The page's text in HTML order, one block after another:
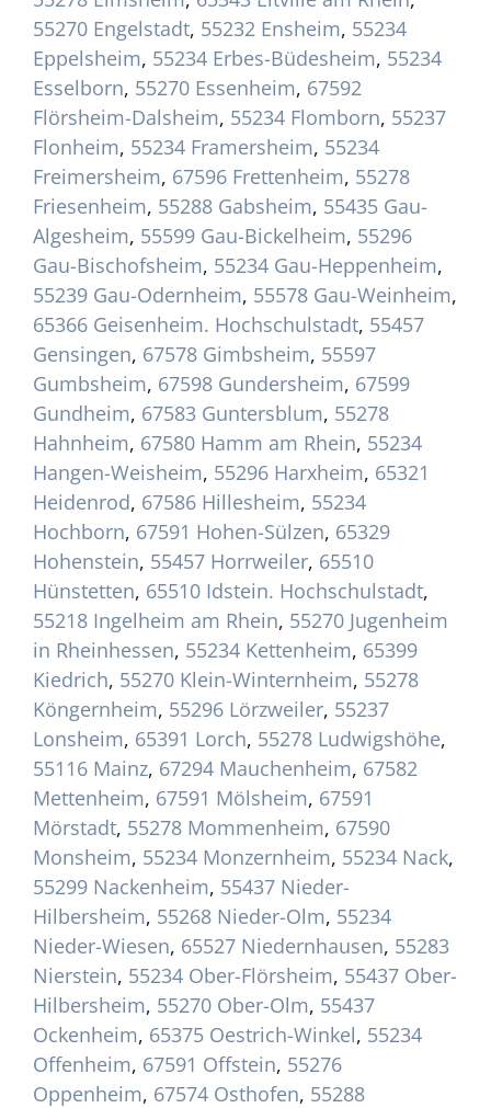
55270 Engelstadt, 55232 Ensheim, 55234
Eppelsheim, 55234 Erbes-Büdesheim, 55234
Esselborn, 55270 Essenheim, 67592
Flörsheim-Dalsheim, 55234 Flomborn, 55237
Flonheim, 55234 Framersheim, 55234
Freimersheim, 67596 Frettenheim, 55278
Friesenheim, 55288 Gabsheim, 55435 Gau-
Algesheim, 55599 Gau-Bickelheim, 55296
Gau-Bischofsheim, 55234 Gau-Heppenheim,
55239 Gau-Odernheim, 55578 Gau-Weinheim,
65366 Geisenheim. Hochschulstadt, 55457
Gensingen, 67578 Gimbsheim, 55597
Gumbsheim, 67598 Gundersheim, 67599
Gundheim, 67583 Guntersblum, 55278
Hahnheim, 67580 Hamm am Rhein, 55234
Hangen-Weisheim, 55296 Harxheim, 65321
Heidenrod, 67586 Hillesheim, 55234
Hochborn, 67591 Hohen-Sülzen, 65329
Hohenstein, 55457 Horrweiler, 65510
Hünstetten, 65510 Idstein. Hochschulstadt,
55218 Ingelheim am Rhein, 55270 Jugenheim
in Rheinhessen, 55234 Kettenheim, 65399
Kiedrich, 55270 Klein-Winternheim, 55278
Köngernheim, 55296 Lörzweiler, 55237
Lonsheim, 65391 Lorch, 55278 Ludwigshöhe,
55116 Mainz, 67294 Mauchenheim, 67582
Mettenheim, 67591 Mölsheim, 67591
Mörstadt, 55278 Mommenheim, 67590
Monsheim, 55234 Monzernheim, 55234 Nack,
55299 Nackenheim, 55437 Nieder-
Hilbersheim, 55268 Nieder-Olm, 55234
Nieder-Wiesen, 65527 Niedernhausen, 55283
Nierstein, 55234 Ober-Flörsheim, 55437 Ober-
Hilbersheim, 55270 Ober-Olm, 55437
Ockenheim, 65375 Oestrich-Winkel, 55234
Offenheim, 67591 Offstein, 55276
Oppenheim, 67574 Osthofen, 55288